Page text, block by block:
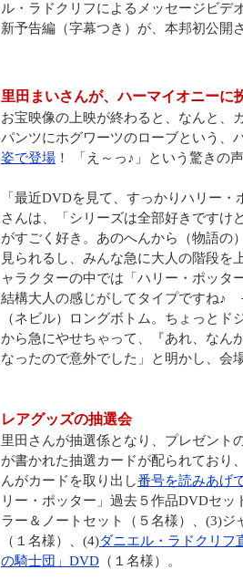
ル・ラドクリフによるメッセージビデ
新予告編（字幕つき）が、本邦初公開
里田まいさんが、ハーマイオニーに
お宝映像の上映が終わると、なんと、
パンツにホグワーツのローブという、
姿で登場 ！ 「え～っ♪」という驚きの
「最近DVDを見て、すっかりハリー
さんは、「シリーズは全部好きですけ
がすごく好き。あのへんから（物語の
見られるし、みんな急に大人の階段を
ャラクターの中では「ハリー・ポッタ
結構大人の感じがしてタイプですね♪
（ネビル）ロングボトム。ちょっと
から急にやせちゃって、『あれ、なん
なったので意外でした」と明かし、会
レアグッズの抽選会
里田さんが抽選係となり、プレゼント
が書かれた抽選カードが配られており
んがカードを取り出し番号を読みあげ
リー・ポッター」過去５作品DVDセッ
ラー＆ノートセット（５名様）、(3)
（１名様）、(4)ダニエル・ラドクリフ
の騎士団」DVD （１名様）。